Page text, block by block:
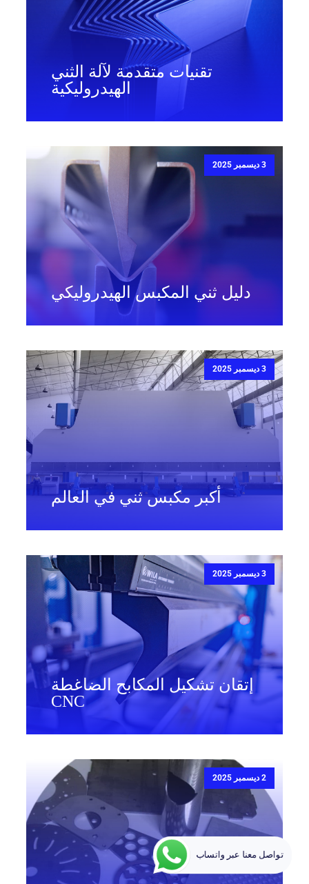
تقنيات متقدمة لآلة الثني
الهيدروليكية
3 ديسمبر 2025
دليل ثني المكبس الهيدروليكي
3 ديسمبر 2025
أكبر مكبس ثني في العالم
3 ديسمبر 2025
إتقان تشكيل المكابح الضاغطة
CNC
2 ديسمبر 2025
تواصل معنا عبر واتساب